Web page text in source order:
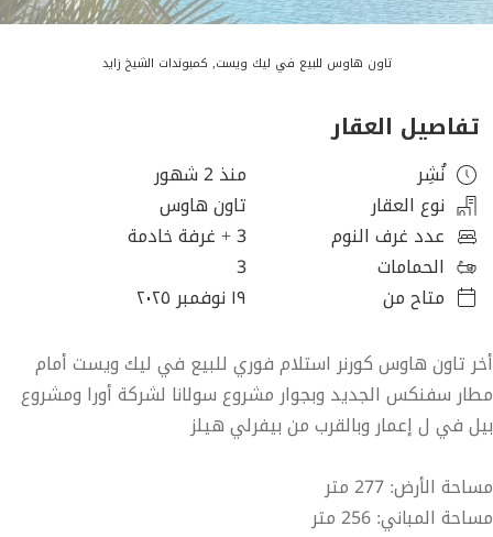
تاون هاوس للبيع في ليك ويست, كمبوندات الشيخ زايد
تفاصيل العقار
نُشِر
منذ 2 شهور
نوع العقار
تاون هاوس
عدد غرف النوم
3+ غرفة خادمة
الحمامات
3
متاح من
١٩ نوفمبر ٢٠٢٥
أخر تاون هاوس كورنر استلام فوري للبيع في ليك ويست أمام
مطار سفنكس الجديد وبجوار مشروع سولانا لشركة أورا ومشروع
بيل في ل إعمار وبالقرب من بيفرلي هيلز
مساحة الأرض: 277 متر
مساحة المباني: 256 متر